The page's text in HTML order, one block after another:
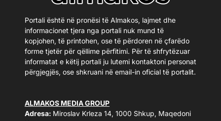
Portali është në pronësi të Almakos, lajmet dhe
informacionet tjera nga portali nuk mund të
kopjohen, të printohen, ose të përdoren në çfarëdo
forme tjetër për qëllime përfitimi. Për të shfrytëzuar
informatat e këtij portali ju lutemi kontaktoni personat
përgjegjës, ose shkruani në email-in oficial të portalit.
ALMAKOS MEDIA GROUP
Adresa: Miroslav Krleza 14, 1000 Shkup, Maqedoni